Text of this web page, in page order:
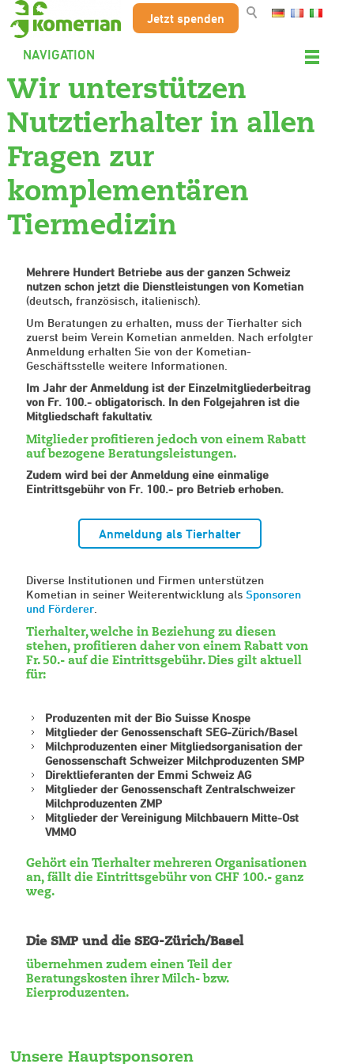
Jetzt spenden
NAVIGATION
Wir unterstützen
Nutztierhalter in allen
Fragen zur
komplementären
Tiermedizin
Mehrere Hundert Betriebe aus der ganzen Schweiz
nutzen schon jetzt die Dienstleistungen von Kometian
(deutsch, französisch, italienisch).
Um Beratungen zu erhalten, muss der Tierhalter sich
zuerst beim Verein Kometian anmelden. Nach erfolgter
Anmeldung erhalten Sie von der Kometian-
Geschäftsstelle weitere Informationen.
Im Jahr der Anmeldung ist der Einzelmitgliederbeitrag
von Fr. 100.- obligatorisch. In den Folgejahren ist die
Mitgliedschaft fakultativ.
Mitglieder profitieren jedoch von einem Rabatt
auf bezogene Beratungsleistungen.
Zudem wird bei der Anmeldung eine einmalige
Eintrittsgebühr von Fr. 100.- pro Betrieb erhoben.
Anmeldung als Tierhalter
Diverse Institutionen und Firmen unterstützen
Kometian in seiner Weiterentwicklung als Sponsoren
und Förderer.
Tierhalter, welche in Beziehung zu diesen
stehen, profitieren daher von einem Rabatt von
Fr. 50.- auf die Eintrittsgebühr. Dies gilt aktuell
für:
Produzenten mit der Bio Suisse Knospe
Mitglieder der Genossenschaft SEG-Zürich/Basel
Milchproduzenten einer Mitgliedsorganisation der
Genossenschaft Schweizer Milchproduzenten SMP
Direktlieferanten der Emmi Schweiz AG
Mitglieder der Genossenschaft Zentralschweizer
Milchproduzenten ZMP
Mitglieder der Vereinigung Milchbauern Mitte-Ost
VMMO
Gehört ein Tierhalter mehreren Organisationen
an, fällt die Eintrittsgebühr von CHF 100.- ganz
weg.
Die SMP und die SEG-Zürich/Basel
übernehmen zudem einen Teil der
Beratungskosten ihrer Milch- bzw.
Eierproduzenten.
Unsere Hauptsponsoren